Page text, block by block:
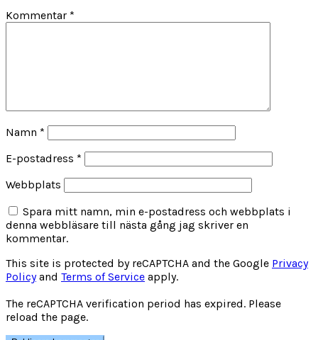
Kommentar *
Namn *
E-postadress *
Webbplats
Spara mitt namn, min e-postadress och webbplats i
denna webbläsare till nästa gång jag skriver en
kommentar.
This site is protected by reCAPTCHA and the Google Privacy
Policyand Terms of Service apply.
The reCAPTCHA verification period has expired. Please
reload the page.